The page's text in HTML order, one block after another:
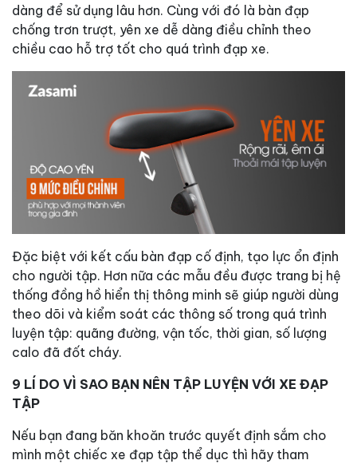
dàng để sử dụng lâu hơn. Cùng với đó là bàn đạp
chống trơn trượt, yên xe dễ dàng điều chỉnh theo
chiều cao hỗ trợ tốt cho quá trình đạp xe.
Đặc biệt với kết cấu bàn đạp cố định, tạo lực ổn định
cho người tập. Hơn nữa các mẫu đều được trang bị hệ
thống đồng hồ hiển thị thông minh sẽ giúp người dùng
theo dõi và kiểm soát các thông số trong quá trình
luyện tập: quãng đường, vận tốc, thời gian, số lượng
calo đã đốt cháy.
9 LÍ DO VÌ SAO BẠN NÊN TẬP LUYỆN VỚI XE ĐẠP
TẬP
Nếu bạn đang băn khoăn trước quyết định sắm cho
mình một chiếc xe đạp tập thể dục thì hãy tham